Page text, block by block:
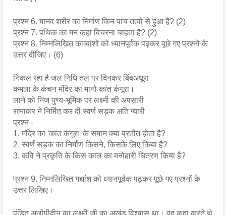
प्रश्न 6. मानव शरीर का निर्माण किन पांच तत्वों से हुआ है? (2)
प्रश्न 7. पथिक का मन कहां बिचरना चाहता है? (2)
प्रश्न 8. निम्नलिखित काव्यांशों को ध्यानपूर्वक पढ़कर पूछे गए प्रश्नों के
उत्तर दीजिए। (6)
निकल रहा है जल निधि तल पर दिनकर बिंबअधूरा
कमला के कंचन मंदिर का मानो कांत कंगूरा।
लाने को निज पुण्य-भूमिक पर लक्ष्मी की अपसारी
रत्नाकर ने निर्मित कर दी स्वर्ण सड़क अति प्यारी
प्रश्न -
1. मंदिर का 'कांत कंगूरा' के समान क्या प्रतीत होता है?
2. स्वर्ण सड़क का निर्माण किसने, किसके लिए किया है?
3. कवि ने प्रकृति के किस काल का मनोहारी चित्रण किया है?
प्रश्न 9. निम्नलिखित गद्यांश को ध्यानपूर्वक पढ़कर पूछे गए प्रश्नों के
उत्तर लिखिए।
पंडित अलोपीदीन का लक्ष्मी जी का अखंड विश्वास था। वह कहा करते थे